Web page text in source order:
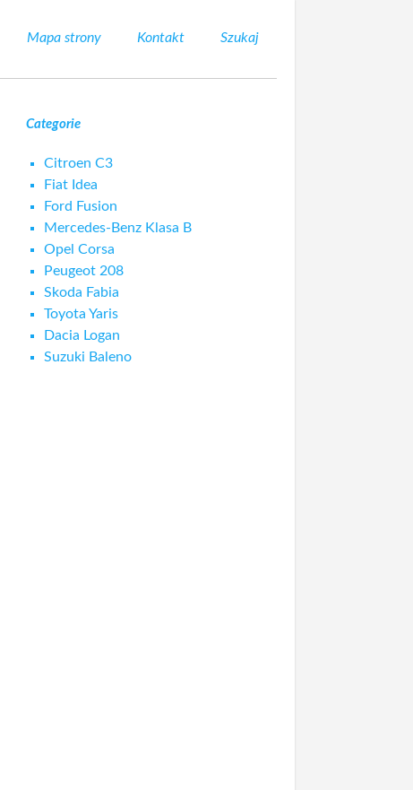
Mapa strony Kontakt Szukaj
Categorie
Citroen C3
Fiat Idea
Ford Fusion
Mercedes-Benz Klasa B
Opel Corsa
Peugeot 208
Skoda Fabia
Toyota Yaris
Dacia Logan
Suzuki Baleno